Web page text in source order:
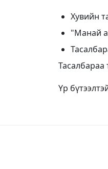
Хувийн
"Манай
Тасалбараа
Үр